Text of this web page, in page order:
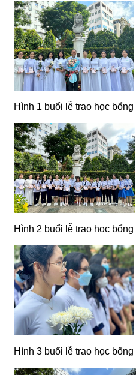
Hình 1 buổi lễ trao học
Hình 2 buổi lễ trao học
Hình 3 buổi lễ trao học